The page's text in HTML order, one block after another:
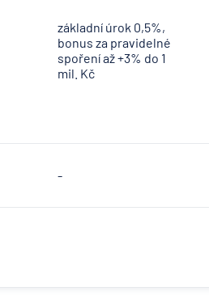
základní úrok 0,5%,
bonus za pravidelné
spoření až +3% do 1
mil. Kč
-